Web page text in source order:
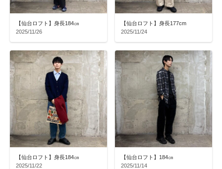
【仙台ロフト】身長184㎝
2025/11/26
【仙台ロフト】身長177cm
2025/11/24
【仙台ロフト】身長184㎝
2025/11/22
【仙台ロフト】184㎝
2025/11/14